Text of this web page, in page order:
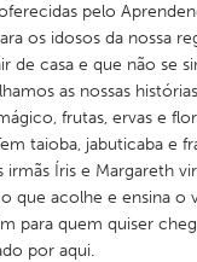
pelo
os idosos da nossa
de casa e que não se
as nossas
frutas, ervas e
taioba, jabuticaba e
irmãs Íris e Margareth
que acolhe e ensina
para quem quiser
por aqui.